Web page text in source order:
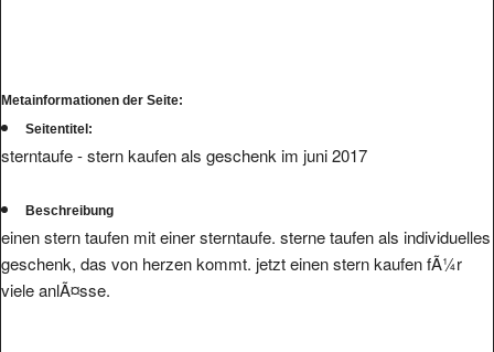
Metainformationen der Seite:
Seitentitel:
sterntaufe - stern kaufen als geschenk im juni 2017
Beschreibung
einen stern taufen mit einer sterntaufe. sterne taufen als individuelles
geschenk, das von herzen kommt. jetzt einen stern kaufen fÃ¼r
viele anlÃ¤sse.